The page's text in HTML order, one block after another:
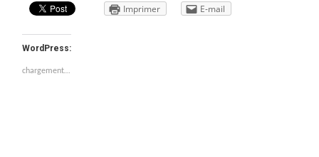
Imprimer E-mail
WordPress:
chargement…